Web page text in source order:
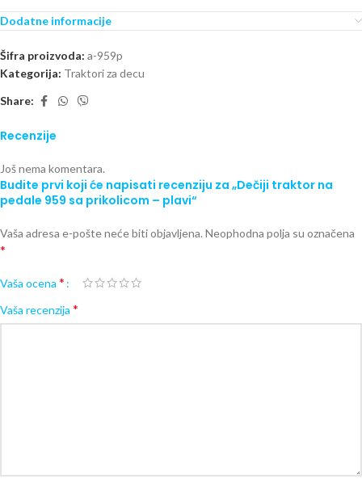
Dodatne informacije
Šifra proizvoda: a-959p
Kategorija: Traktori za decu
Share:
Recenzije
Još nema komentara.
Budite prvi koji će napisati recenziju za „Dečiji traktor na
pedale 959 sa prikolicom – plavi“
Vaša adresa e-pošte neće biti objavljena. Neophodna polja su označena
*
Vaša ocena *
Vaša recenzija *